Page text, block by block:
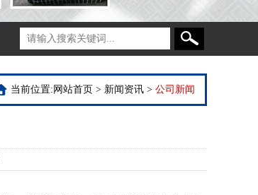
当前位置: 网站首页 > 新闻资讯 > 公司新闻